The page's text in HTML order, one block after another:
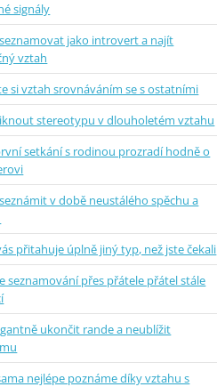
signály
seznamovat jako introvert a najít
vztah
si vztah srovnáváním se s ostatními
stereotypu v dlouholetém vztahu
setkání s rodinou prozradí hodně o
seznámit v době neustálého spěchu a
přitahuje úplně jiný typ, než jste čekali
seznamování přes přátele přátel stále
ukončit rande a neublížit
nejlépe poznáme díky vztahu s